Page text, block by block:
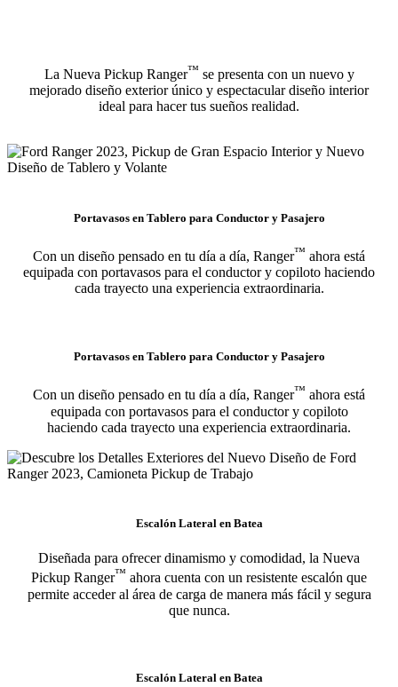
La Nueva Pickup Ranger™ se presenta con un nuevo y
mejorado diseño exterior único y espectacular diseño interior
ideal para hacer tus sueños realidad.
Portavasos en Tablero para Conductor y Pasajero
Con un diseño pensado en tu día a día, Ranger™ ahora está
equipada con portavasos para el conductor y copiloto haciendo
cada trayecto una experiencia extraordinaria.
Portavasos en Tablero para Conductor y Pasajero
Con un diseño pensado en tu día a día, Ranger™ ahora está
equipada con portavasos para el conductor y copiloto
haciendo cada trayecto una experiencia extraordinaria.
Escalón Lateral en Batea
Diseñada para ofrecer dinamismo y comodidad, la Nueva
Pickup Ranger™ ahora cuenta con un resistente escalón que
permite acceder al área de carga de manera más fácil y segura
que nunca.
Escalón Lateral en Batea